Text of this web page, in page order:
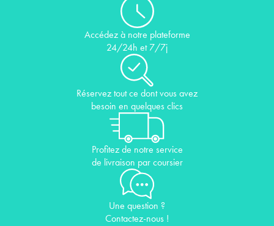
Accédez à notre plateforme
24/24h et 7/7j
Réservez tout ce dont vous avez
besoin en quelques clics
Profitez de notre service
de livraison par coursier
Une question ?
Contactez-nous !